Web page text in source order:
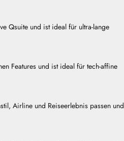
Qsuite und ist ideal für ultra-lange
Features und ist ideal für tech-affine
Airline und Reiseerlebnis passen und